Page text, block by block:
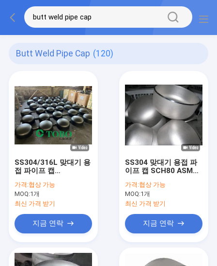
Butt Weld Pipe Cap (120)
SS304/316L 맞대기 용
접 파이프 캡
B16.9 강관 피팅 캡
가격:협상 가능
MOQ:1개
최신 가격 받기
지금 연락
SS304 맞대기 용접 파
이프 캡 SCH80 ASME
엔드 파이프 피팅
가격:협상 가능
MOQ:1개
최신 가격 받기
지금 연락